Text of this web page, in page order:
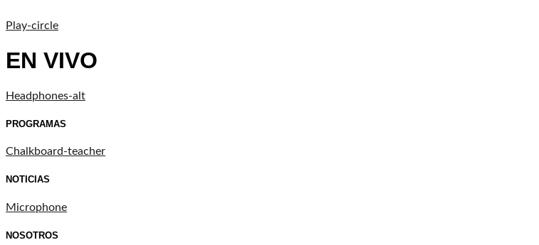
Play-circle
EN VIVO
Headphones-alt
PROGRAMAS
Chalkboard-teacher
NOTICIAS
Microphone
NOSOTROS